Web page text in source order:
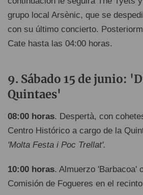
grupo local Arsènic, que se
con su último concierto.
Cate hasta las 04:00 horas.
Sábado 15 de junio:
Quintaes'
08:00 horas. Despertà, con
Centro Histórico a cargo de la
'Molta Festa i Poc Trellat'.
10:00 horas. Almuerzo 'Barbacoa'
Comisión de Fogueres en el